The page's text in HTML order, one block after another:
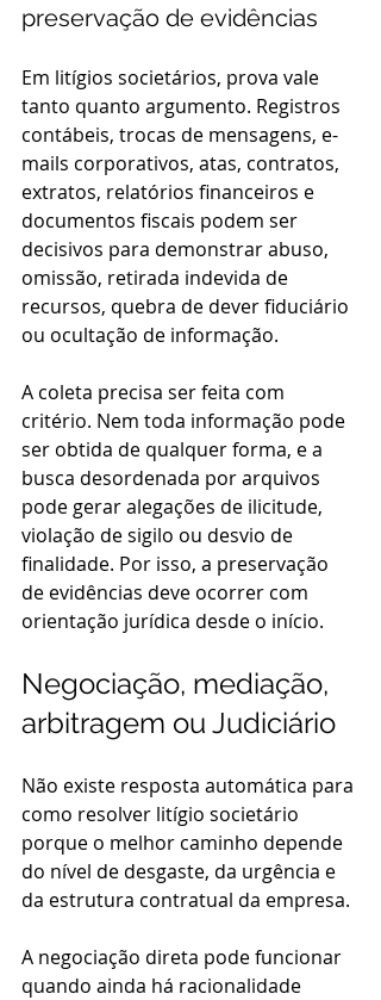
preservação de evidências
Em litígios societários, prova vale
tanto quanto argumento. Registros
contábeis, trocas de mensagens, e-
mails corporativos, atas, contratos,
extratos, relatórios financeiros e
documentos fiscais podem ser
decisivos para demonstrar abuso,
omissão, retirada indevida de
recursos, quebra de dever fiduciário
ou ocultação de informação.
A coleta precisa ser feita com
critério. Nem toda informação pode
ser obtida de qualquer forma, e a
busca desordenada por arquivos
pode gerar alegações de ilicitude,
violação de sigilo ou desvio de
finalidade. Por isso, a preservação
de evidências deve ocorrer com
orientação jurídica desde o início.
Negociação, mediação,
arbitragem ou Judiciário
Não existe resposta automática para
como resolver litígio societário
porque o melhor caminho depende
do nível de desgaste, da urgência e
da estrutura contratual da empresa.
A negociação direta pode funcionar
quando ainda há racionalidade